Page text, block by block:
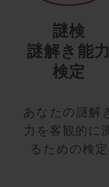
謎検
謎解き能
検定
あなたの謎解
力を客観的に
るための検定